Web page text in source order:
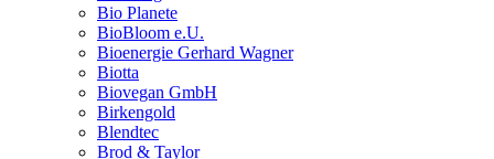
Bio Planete
BioBloom e.U.
Bioenergie Gerhard Wagner
Biotta
Biovegan GmbH
Birkengold
Blendtec
Brod & Taylor